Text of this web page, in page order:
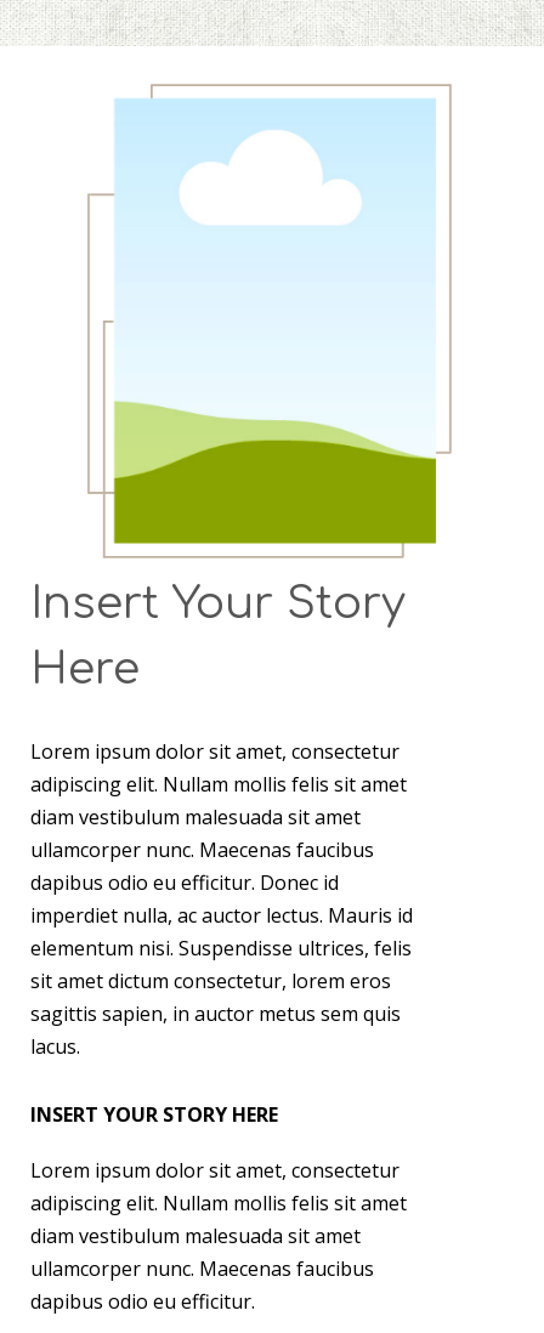
Insert Your Story
Here
Lorem ipsum dolor sit amet, consectetur
adipiscing elit. Nullam mollis felis sit amet
diam vestibulum malesuada sit amet
ullamcorper nunc. Maecenas faucibus
dapibus odio eu efficitur. Donec id
imperdiet nulla, ac auctor lectus. Mauris id
elementum nisi. Suspendisse ultrices, felis
sit amet dictum consectetur, lorem eros
sagittis sapien, in auctor metus sem quis
lacus.
INSERT YOUR STORY HERE
Lorem ipsum dolor sit amet, consectetur
adipiscing elit. Nullam mollis felis sit amet
diam vestibulum malesuada sit amet
ullamcorper nunc. Maecenas faucibus
dapibus odio eu efficitur.